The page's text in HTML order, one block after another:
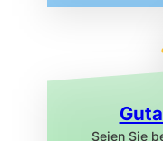
Seien Sie